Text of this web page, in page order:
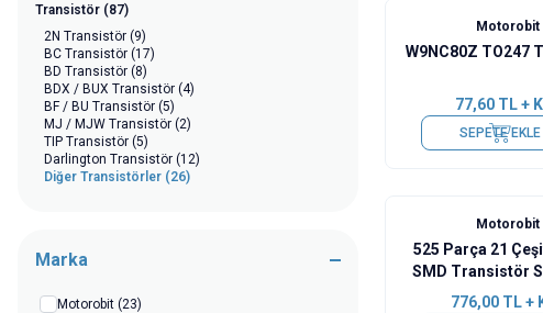
Transistör (87)
2N Transistör (9)
BC Transistör (17)
BD Transistör (8)
BDX / BUX Transistör (4)
BF / BU Transistör (5)
MJ / MJW Transistör (2)
TIP Transistör (5)
Darlington Transistör (12)
Diğer Transistörler (26)
Marka
Motorobit (23)
Motorobit
W9NC80Z TO247
77,60TL +
SEPETE EKLE
Motorobit
525 Parça 21
SMD Transistör
776,00TL +